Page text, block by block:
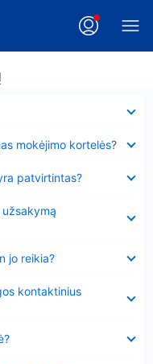
mokėjimo kortelės?
patvirtintas?
jo reikia?
kontaktinius